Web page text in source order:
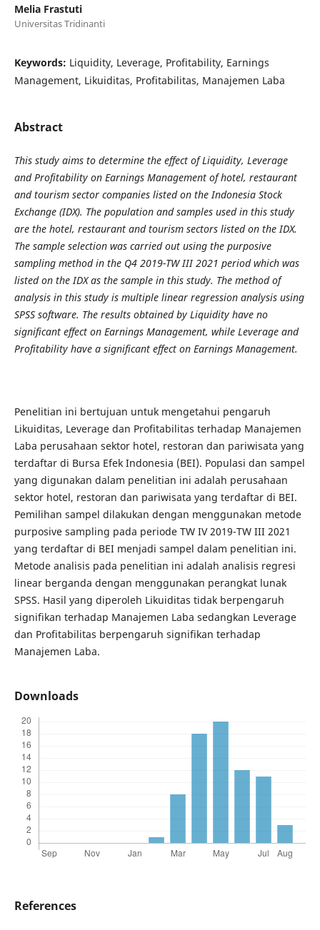
Melia Frastuti
Universitas Tridinanti
Keywords: Liquidity, Leverage, Profitability, Earnings
Management, Likuiditas, Profitabilitas, Manajemen Laba
Abstract
This study aims to determine the effect of Liquidity, Leverage
and Profitability on Earnings Management of hotel, restaurant
and tourism sector companies listed on the Indonesia Stock
Exchange (IDX). The population and samples used in this study
are the hotel, restaurant and tourism sectors listed on the IDX.
The sample selection was carried out using the purposive
sampling method in the Q4 2019-TW III 2021 period which was
listed on the IDX as the sample in this study. The method of
analysis in this study is multiple linear regression analysis using
SPSS software. The results obtained by Liquidity have no
significant effect on Earnings Management, while Leverage and
Profitability have a significant effect on Earnings Management.
Penelitian ini bertujuan untuk mengetahui pengaruh
Likuiditas, Leverage dan Profitabilitas terhadap Manajemen
Laba perusahaan sektor hotel, restoran dan pariwisata yang
terdaftar di Bursa Efek Indonesia (BEI). Populasi dan sampel
yang digunakan dalam penelitian ini adalah perusahaan
sektor hotel, restoran dan pariwisata yang terdaftar di BEI.
Pemilihan sampel dilakukan dengan menggunakan metode
purposive sampling pada periode TW IV 2019-TW III 2021
yang terdaftar di BEI menjadi sampel dalam penelitian ini.
Metode analisis pada penelitian ini adalah analisis regresi
linear berganda dengan menggunakan perangkat lunak
SPSS. Hasil yang diperoleh Likuiditas tidak berpengaruh
signifikan terhadap Manajemen Laba sedangkan Leverage
dan Profitabilitas berpengaruh signifikan terhadap
Manajemen Laba.
Downloads
References